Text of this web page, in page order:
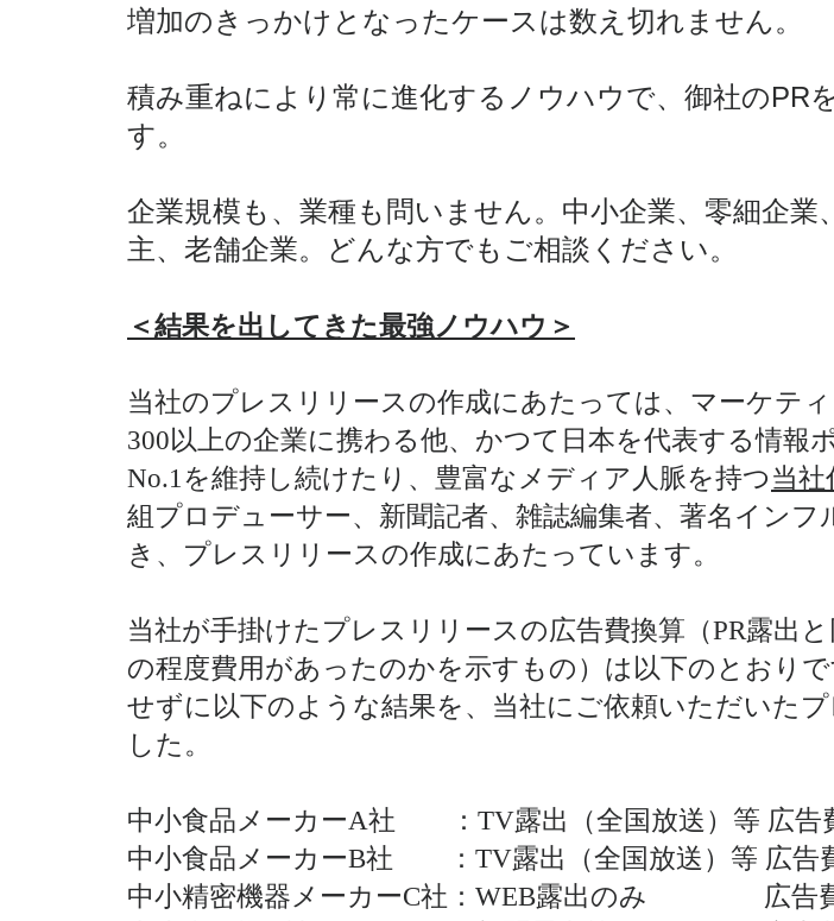
増加のきっかけとなったケースは数え切れません。
積み重ねにより常に進化するノウハウで、御社のPR
す。
企業規模も、業種も問いません。中小企業、零細企
主、老舗企業。どんな方でもご相談ください。
＜結果を出してきた最強ノウハウ＞
当社のプレスリリースの作成にあたっては、マーケテ
300以上の企業に携わる他、かつて日本を代表する情報
No.1を維持し続けたり、豊富なメディア人脈を持つ 当社
組プロデューサー、新聞記者、雑誌編集者、著名イン
き、プレスリリースの作成にあたっています。
当社が手掛けたプレスリリースの広告費換算（PR露出
の程度費用があったのかを示すもの）は以下のとおり
せずに以下のような結果を、当社にご依頼いただいた
した。
中小食品メーカーA社 ：TV露出（全国放送）等 広告
中小食品メーカーB社 ：TV露出（全国放送）等 広告
中小精密機器メーカーC社：WEB露出のみ 広告費